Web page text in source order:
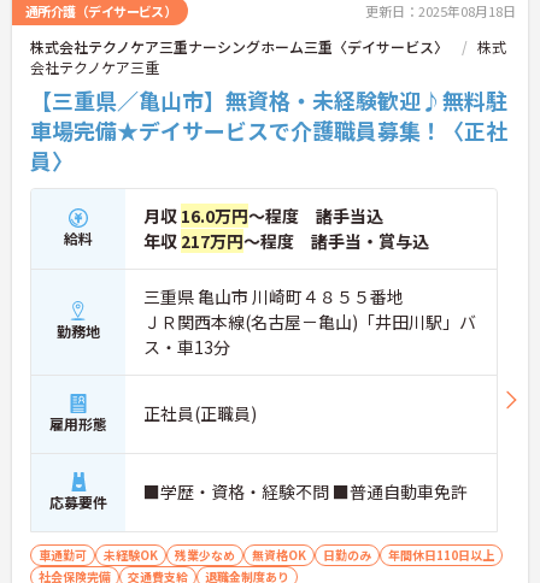
通所介護（デイサービス） 更新日：2025年08月18日
株式会社テクノケア三重ナーシングホーム三重〈デイサービス〉
株式
会社テクノケア三重
【三重県／亀山市】無資格・未経験歓迎♪無料駐
車場完備★デイサービスで介護職員募集！〈正社
員〉
給料
月収 16.0万円～程度 諸手当込
年収 217万円～程度 諸手当・賞与込
勤務地
三重県 亀山市 川崎町４８５５番地
ＪＲ関西本線(名古屋－亀山)「井田川駅」バ
ス・車13分
雇用形態 正社員(正職員)
応募要件 ■学歴・資格・経験不問 ■普通自動車免許
車通勤可 未経験OK 残業少なめ 無資格OK 日勤のみ
年間休日110日以上
社会保険完備
交通費支給 退職金制度あり